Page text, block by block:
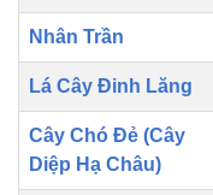
Nhân Trần
Lá Cây Đinh Lăng
Cây Chó Đẻ (Cây
Diệp Hạ Châu)